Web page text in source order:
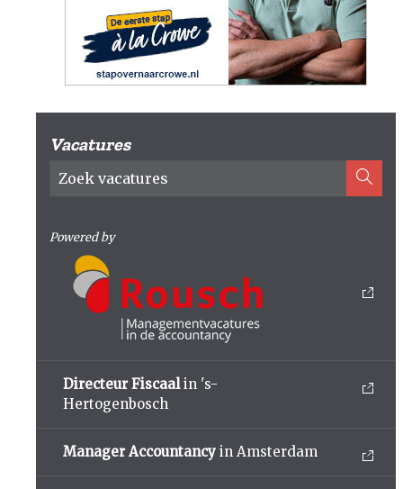
Vacatures
Powered by
Directeur Fiscaalin 's-
Hertogenbosch
Manager Accountancy in Amsterdam